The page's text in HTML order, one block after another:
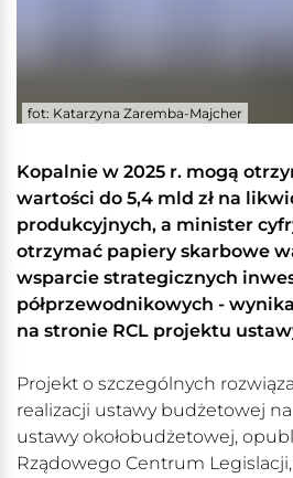
fot: Katarzyna Zaremba-Majcher
Kopalnie w 2025 r. mogą
wartości do 5,4 mld zł na
produkcyjnych, a minister
otrzymać papiery skarbowe
wsparcie strategicznych
półprzewodnikowych -
na stronie RCL projektu
Projekt o szczególnych
realizacji ustawy budżetowej na
ustawy okołobudżetowej,
Rządowego Centrum